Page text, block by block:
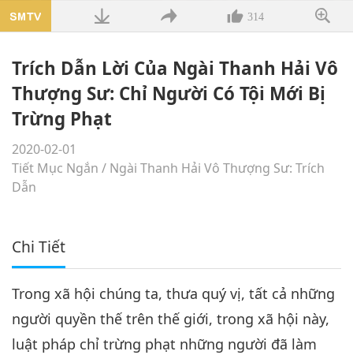
gian
hình
314
Trích Dẫn Lời Của Ngài Thanh Hải Vô
Thượng Sư: Chỉ Người Có Tội Mới Bị
Trừng Phạt
2020-02-01
Tiết Mục Ngắn / Ngài Thanh Hải Vô Thượng Sư: Trích
Dẫn
Chi Tiết
Trong xã hội chúng ta, thưa quý vị, tất cả những
người quyền thế trên thế giới, trong xã hội này,
luật pháp chỉ trừng phạt những người đã làm